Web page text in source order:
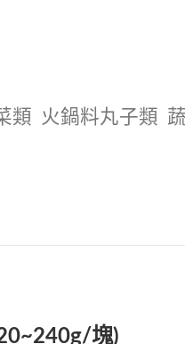
類 火鍋料丸子類
塊)